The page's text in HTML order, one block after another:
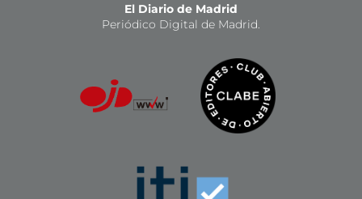
El Diario de Madrid
Periódico Digital de Madrid.